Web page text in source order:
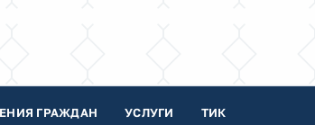
ГРАЖДАН УСЛУГИ ТИК